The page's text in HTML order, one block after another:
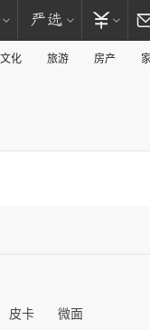
文化 旅游 房产
皮卡 微面